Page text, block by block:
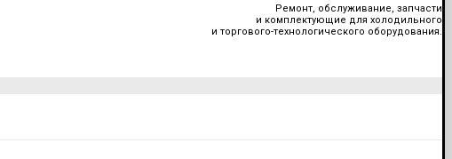
Ремонт, обслуживание, запчасти
и комплектующие для холодильного
и торгового-технологического оборудования.